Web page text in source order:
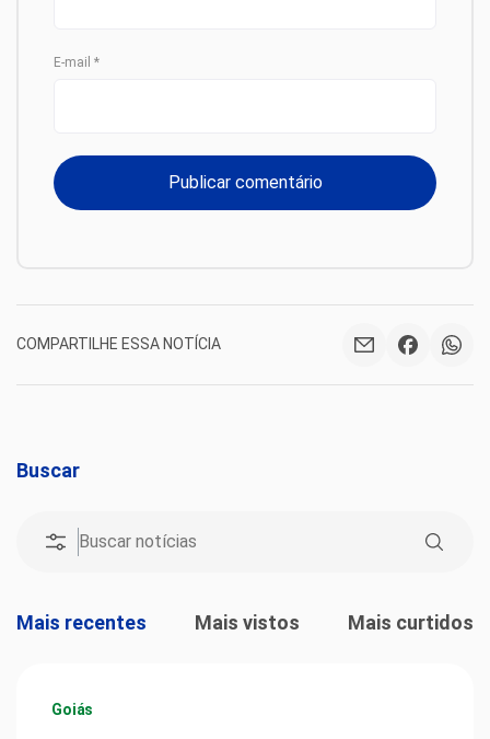
E-mail *
COMPARTILHE ESSA NOTÍCIA
Buscar
Mais recentes Mais vistos Mais curtidos
Goiás